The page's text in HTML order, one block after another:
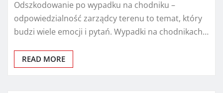
Odszkodowanie po wypadku na chodniku –
odpowiedzialność zarządcy terenu to temat, który
budzi wiele emocji i pytań. Wypadki na chodnikach…
READ MORE